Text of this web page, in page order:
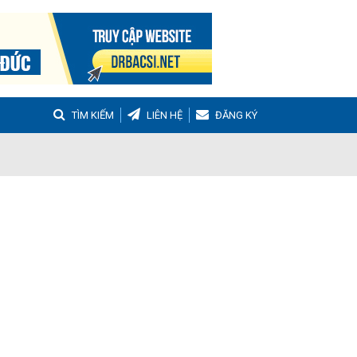
TÌM KIẾM LIÊN HỆ ĐĂNG KÝ
Tọa